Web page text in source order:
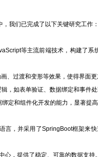
我们已完成了以下关键研究工作
等主流前端技术，构建了
、过渡和变形等效果，使得界面
，如表单验证、数据绑定和事件
定和组件化开发的能力，显著提
言，并采用了SpringBoot框架来
心，提供了稳定、可靠的数据支持